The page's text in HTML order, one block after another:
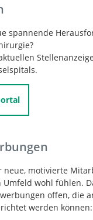
spannende
motivierte
Umfeld wohl fühlen.
offen, die
werden können: